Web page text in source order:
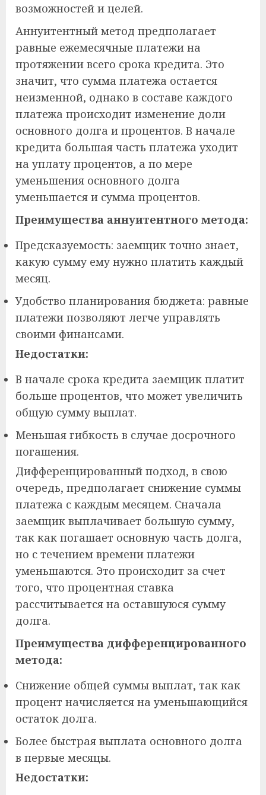
возможностей и целей.
Аннуитентный метод предполагает
равные ежемесячные платежи на
протяжении всего срока кредита. Это
значит, что сумма платежа остается
неизменной, однако в составе каждого
платежа происходит изменение доли
основного долга и процентов. В начале
кредита большая часть платежа уходит
на уплату процентов, а по мере
уменьшения основного долга
уменьшается и сумма процентов.
Преимущества аннуитентного метода:
Предсказуемость: заемщик точно знает,
какую сумму ему нужно платить каждый
месяц.
Удобство планирования бюджета: равные
платежи позволяют легче управлять
своими финансами.
Недостатки:
В начале срока кредита заемщик платит
больше процентов, что может увеличить
общую сумму выплат.
Меньшая гибкость в случае досрочного
погашения.
Дифференцированный подход, в свою
очередь, предполагает снижение суммы
платежа с каждым месяцем. Сначала
заемщик выплачивает большую сумму,
так как погашает основную часть долга,
но с течением времени платежи
уменьшаются. Это происходит за счет
того, что процентная ставка
рассчитывается на оставшуюся сумму
долга.
Преимущества дифференцированного
метода:
Снижение общей суммы выплат, так как
процент начисляется на уменьшающийся
остаток долга.
Более быстрая выплата основного долга
в первые месяцы.
Недостатки: